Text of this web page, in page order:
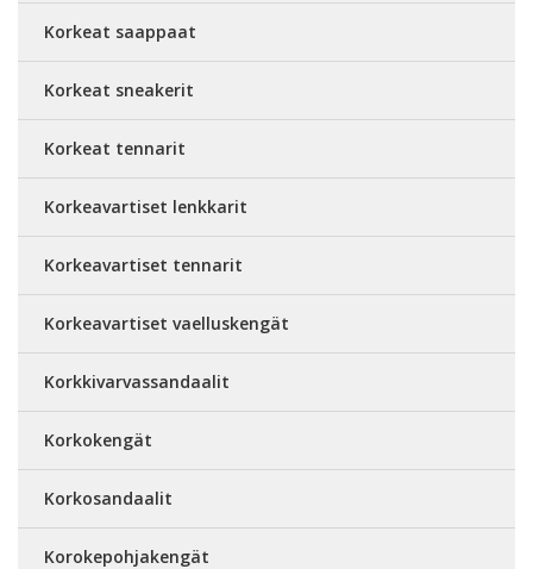
Korkeat saappaat
Korkeat sneakerit
Korkeat tennarit
Korkeavartiset lenkkarit
Korkeavartiset tennarit
Korkeavartiset vaelluskengät
Korkkivarvassandaalit
Korkokengät
Korkosandaalit
Korokepohjakengät